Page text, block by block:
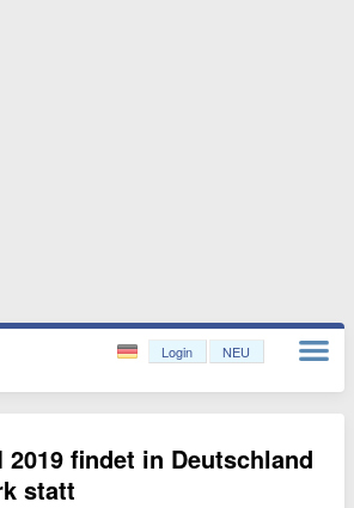
Login NEU
2019 findet in Deutschland
statt